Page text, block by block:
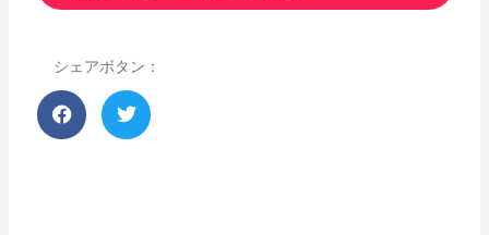
シェアボタン：